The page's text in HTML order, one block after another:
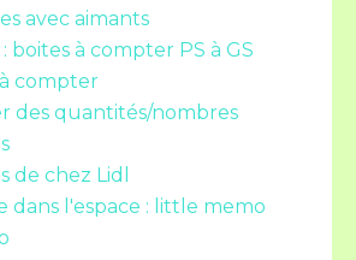
avec aimants
boites à compter PS à GS
compter
des quantités/nombres
de chez Lidl
dans l'espace : little memo